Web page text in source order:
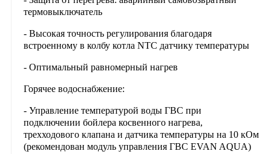
термовыключатель
- Высокая точность регулирования благодаря
встроенному в колбу котла NTC датчику температуры
- Оптимальный равномерный нагрев
Горячее водоснабжение:
- Управление температурой воды ГВС при
подключении бойлера косвенного нагрева,
трехходового клапана и датчика температуры на 10 кОм
(рекомендован модуль управления ГВС EVAN AQUA)